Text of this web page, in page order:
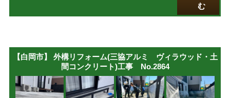
む
【白岡市】 外構リフォーム(三協アルミ ヴィラウッド・土
間コンクリート)工事 No.2864